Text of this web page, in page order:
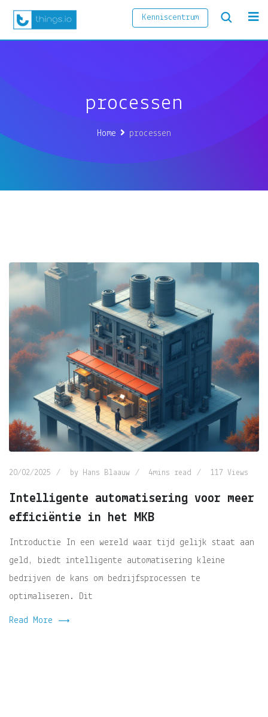
Kenniscentrum
processen
Home processen
20/02/2025 by Hans Blaauw 4mins read 117 Views
Intelligente automatisering voor meer
efficiëntie in het MKB
Introductie In een wereld waar tijd gelijk staat aan
geld, biedt intelligente automatisering kleine
bedrijven de kans om bedrijfsprocessen te
optimaliseren. Dit
Read More